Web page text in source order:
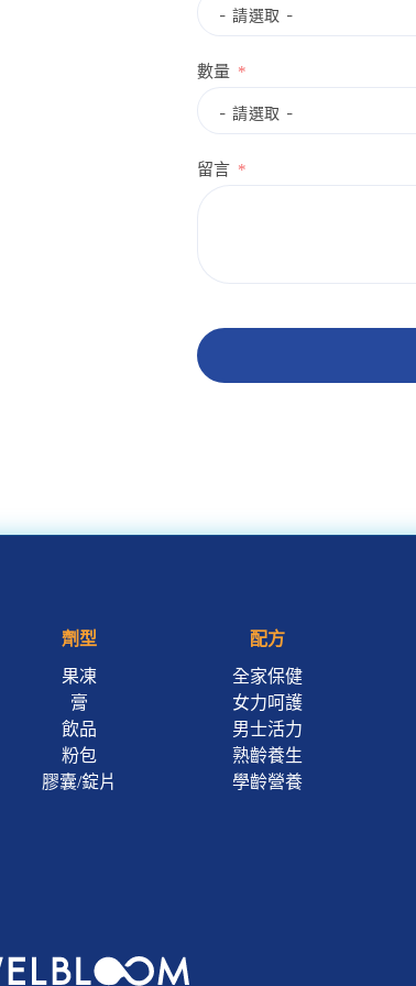
數量
留言
劑型
果凍
膏
飲品
粉包
膠囊/錠片
配方
全家保健
女力呵護
男士活力
熟齡養生
學齡營養